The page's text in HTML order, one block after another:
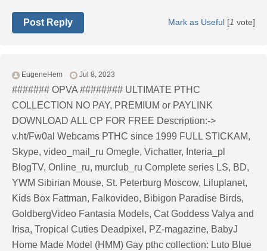
Mark as Useful [1 vote]
Post Reply
EugeneHem Jul 8, 2023
####### OPVA ######## ULTIMATE РТНС
COLLECTION NO PAY, PREMIUM or PAYLINK
DOWNLOAD ALL СР FOR FREE Description:->
v.ht/Fw0al Webcams РТНС since 1999 FULL STICKAM,
Skype, video_mail_ru Omegle, Vichatter, Interia_pl
BlogTV, Online_ru, murclub_ru Complete series LS, BD,
YWM Sibirian Mouse, St. Peterburg Moscow, Liluplanet,
Kids Box Fattman, Falkovideo, Bibigon Paradise Birds,
GoldbergVideo Fantasia Models, Cat Goddess Valya and
Irisa, Tropical Cuties Deadpixel, PZ-magazine, BabyJ
Home Made Model (HMM) Gay рthс collection: Luto Blue